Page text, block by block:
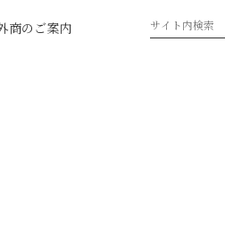
商のご案内